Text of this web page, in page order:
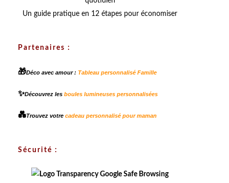
Un guide pratique en 12 étapes pour économiser
Partenaires :
🎁Déco avec amour : Tableau personnalisé Famille
✨Découvrez les boules lumineuses personnalisées
💑Trouvez votre cadeau personnalisé pour maman
Sécurité :